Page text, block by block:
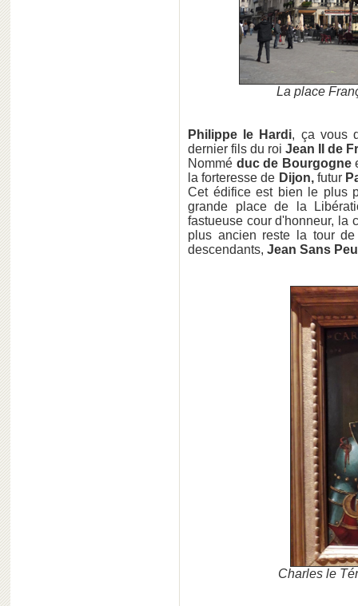
La place
Philippe le Hardi, ça vous
dernier fils du roi Jean II de
Nommé duc de Bourgogne
la forteresse de Dijon,futur
Cet édifice est bien le plus
grande place de la
fastueuse cour d'honneur, la
plus ancien reste la tour
descendants, Jean Sans
Charles le